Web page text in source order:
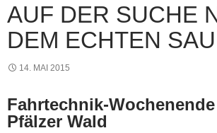
AUF DER SUCHE
DEM ECHTEN
14. MAI 2015
Fahrtechnik-
Pfälzer Wald